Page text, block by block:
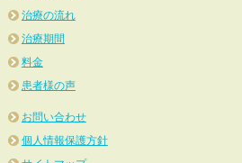
治療の流れ
治療期間
料金
患者様の声
お問い合わせ
個人情報保護方針